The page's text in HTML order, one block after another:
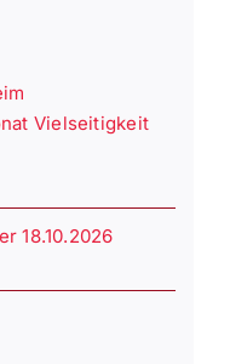
Vielseitigkeit
18.10.2026